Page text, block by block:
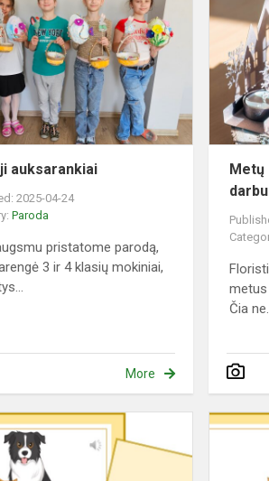
auksarankiai
auksarankiai
2025-04-24
Paroda
pristatome parodą,
3 ir 4 klasių mokiniai,
More
Čia
Wystawa